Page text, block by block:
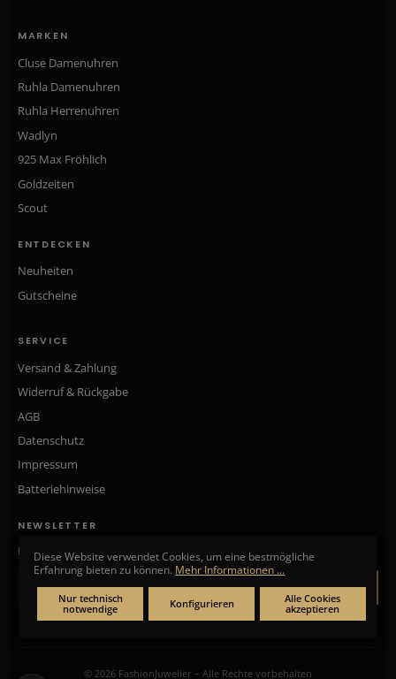
MARKEN
Cluse Damenuhren
Ruhla Damenuhren
Ruhla Herrenuhren
Wadlyn
925 Max Fröhlich
Goldzeiten
Scout
ENTDECKEN
Neuheiten
Gutscheine
SERVICE
Versand & Zahlung
Widerruf & Rückgabe
AGB
Datenschutz
Impressum
Batteriehinweise
NEWSLETTER
Neue Kollektionen, exklusive Angebote & Aktionen direkt in Ihr Postfach.
ANMELDEN
© 2026 FashionJuwelier – Alle Rechte vorbehalten
Diese Website verwendet Cookies, um eine bestmögliche
Erfahrung bieten zu können. Mehr Informationen ...
Nur technisch
notwendige
Konfigurieren
Alle Cookies
akzeptieren